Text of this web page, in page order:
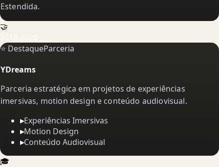
Estendida.
🤝
⭐ DestaqueParceria
YDreams
Parceria estratégica em projetos de experiências
imersivas, motion design e conteúdo audiovisual.
▸Experiências Imersivas
▸Motion Design
▸Conteúdo Audiovisual
🎓